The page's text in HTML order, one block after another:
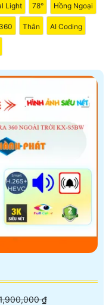
Light 78° Hồng Ngoại
Thân AI Coding
₫